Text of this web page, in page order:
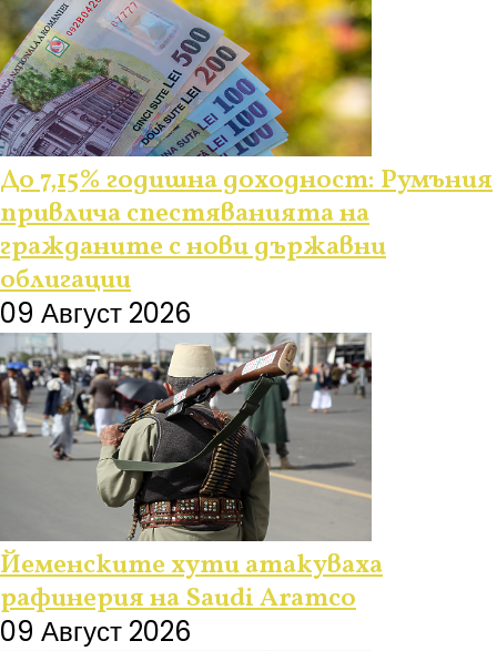
До 7,15% годишна доходност: Румъния
привлича спестяванията на
гражданите с нови държавни
облигации
09 Август 2026
Йеменските хути атакуваха
рафинерия на Saudi Aramco
09 Август 2026